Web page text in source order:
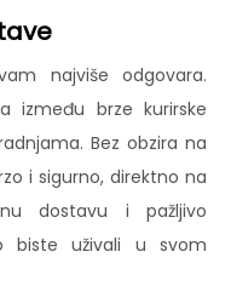
najviše odgovara.
između brze kurirske
Bez obzira na
i sigurno, direktno na
dostavu i pažljivo
biste uživali u svom